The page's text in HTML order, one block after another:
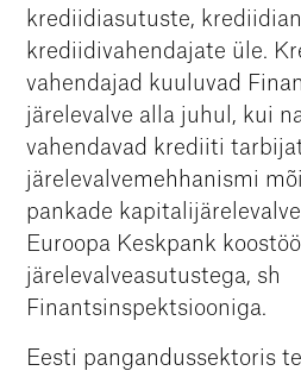
krediidiasutuste,
krediidivahendajate üle.
vahendajad kuuluvad
järelevalve alla juhul, kui
vahendavad krediiti
järelevalvemehhanismi
pankade
Euroopa Keskpank
järelevalveasutustega, sh
Finantsinspektsiooniga.
Eesti pangandussektoris